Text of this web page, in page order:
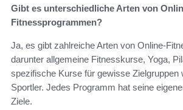
Gibt es unterschiedliche Arten von
Fitnessprogrammen?
Ja, es gibt zahlreiche Arten von Online-
darunter allgemeine Fitnesskurse, Yoga,
spezifische Kurse für gewisse Zielgruppen
Sportler. Jedes Programm hat seine
Ziele.